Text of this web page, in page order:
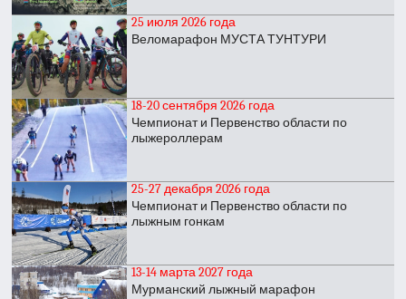
25 июля 2026 года
Веломарафон МУСТА ТУНТУРИ
18-20 сентября 2026 года
Чемпионат и Первенство области по
лыжероллерам
25-27 декабря 2026 года
Чемпионат и Первенство области по
лыжным гонкам
13-14 марта 2027 года
Мурманский лыжный марафон